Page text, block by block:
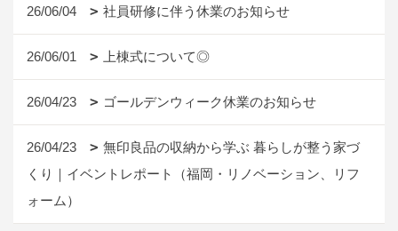
26/06/04 社員研修に伴う休業のお知らせ
26/06/01 上棟式について◎
26/04/23 ゴールデンウィーク休業のお知らせ
26/04/23
無印良品の収納から学ぶ 暮らしが整う家づ
くり｜イベントレポート（福岡・リノベーション、リフ
ォーム）